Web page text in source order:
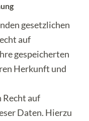
gesetzlichen
auf
gespeicherten
Herkunft und
Recht auf
Daten. Hierzu